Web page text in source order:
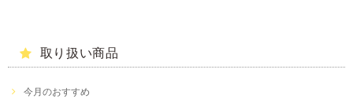
取り扱い商品
今月のおすすめ